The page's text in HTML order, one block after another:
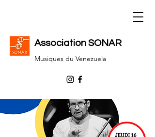
Association SONAR
Musiques du Venezuela